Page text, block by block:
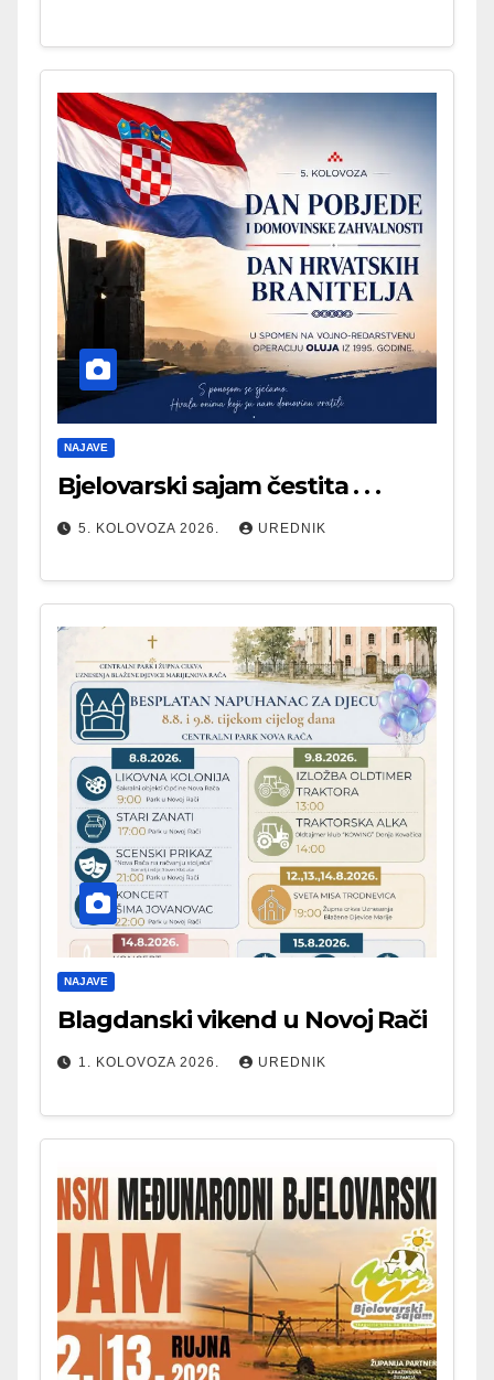
NAJAVE
Bjelovarski sajam čestita . . .
5. KOLOVOZA 2026. UREDNIK
NAJAVE
Blagdanski vikend u Novoj Rači
1. KOLOVOZA 2026. UREDNIK